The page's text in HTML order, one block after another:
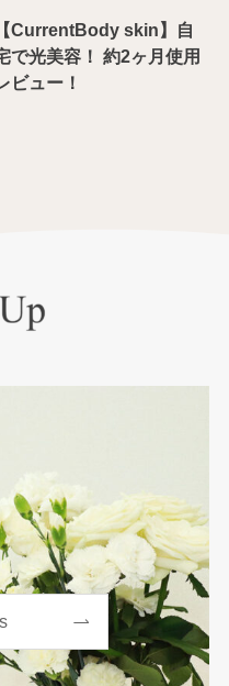
【CurrentBody skin】自
で光美容！ 約2ヶ月使用
ビュー！